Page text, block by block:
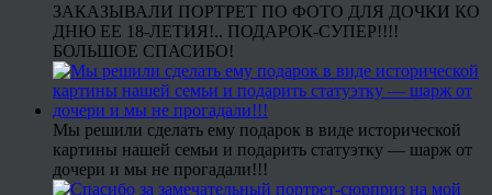
ЗАКАЗЫВАЛИ ПОРТРЕТ ПО ФОТО ДЛЯ ДОЧКИ КО
ДНЮ ЕЕ 18-ЛЕТИЯ!.. ПОДАРОК-СУПЕР!!!!
БОЛЬШОЕ СПАСИБО!
Мы решили сделать ему подарок в виде исторической
картины нашей семьи и подарить статуэтку — шарж от
дочери и мы не прогадали!!!